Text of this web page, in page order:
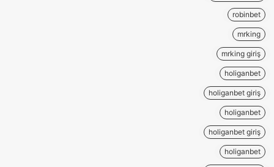
robinbet
mrking
mrking giriş
holiganbet
holiganbet giriş
holiganbet
holiganbet giriş
holiganbet